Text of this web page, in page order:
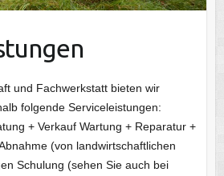
und Fachwerkstatt bieten wir
folgende Serviceleistungen:
+ Verkauf Wartung + Reparatur +
(von landwirtschaftlichen
Schulung (sehen Sie auch bei